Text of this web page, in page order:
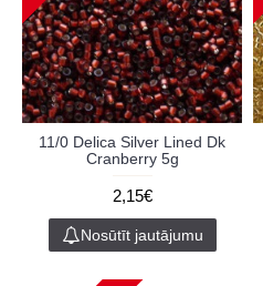
11/0 Delica Silver Lined Dk
Cranberry 5g
2,15€
Nosūtīt jautājumu